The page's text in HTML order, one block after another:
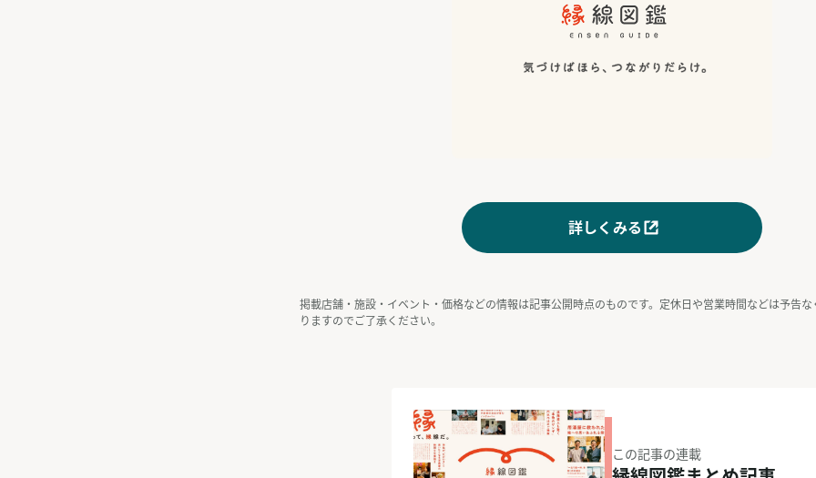
詳しくみる
掲載店舗・施設・イベント・価格などの情報は記事公開時点のものです。定休日や営業時間などは予告
りますのでご了承ください。
この記事の連載